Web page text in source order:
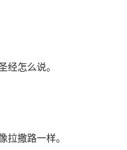
怎么说。
撒路一样。